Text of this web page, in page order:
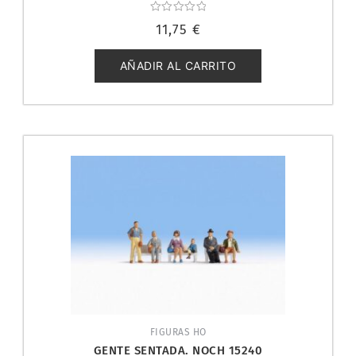
con
de
5
11,75 €
AÑADIR AL CARRITO
FIGURAS HO
GENTE SENTADA. NOCH 15240